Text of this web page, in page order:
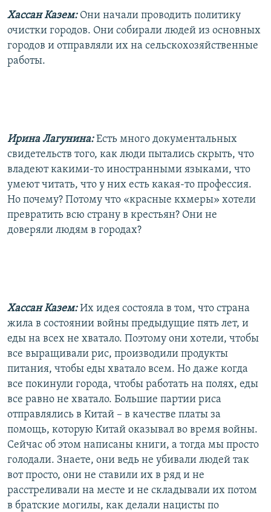
Хассан Казем: Они начали проводить политику
очистки городов. Они собирали людей из основных
городов и отправляли их на сельскохозяйственные
работы.
Ирина Лагунина:Есть много документальных
свидетельств того, как люди пытались скрыть, что
владеют какими-то иностранными языками, что
умеют читать, что у них есть какая-то профессия.
Но почему? Потому что «красные кхмеры» хотели
превратить всю страну в крестьян? Они не
доверяли людям в городах?
Хассан Казем:Их идея состояла в том, что страна
жила в состоянии войны предыдущие пять лет, и
еды на всех не хватало. Поэтому они хотели, чтобы
все выращивали рис, производили продукты
питания, чтобы еды хватало всем. Но даже когда
все покинули города, чтобы работать на полях, еды
все равно не хватало. Большие партии риса
отправлялись в Китай – в качестве платы за
помощь, которую Китай оказывал во время войны.
Сейчас об этом написаны книги, а тогда мы просто
голодали. Знаете, они ведь не убивали людей так
вот просто, они не ставили их в ряд и не
расстреливали на месте и не складывали их потом
в братские могилы, как делали нацисты по